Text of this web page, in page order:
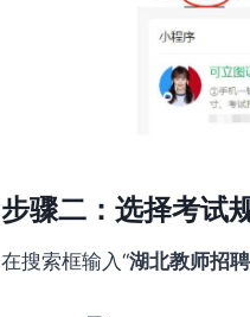
步骤二：选择考试
在搜索框输入“湖北教师招聘